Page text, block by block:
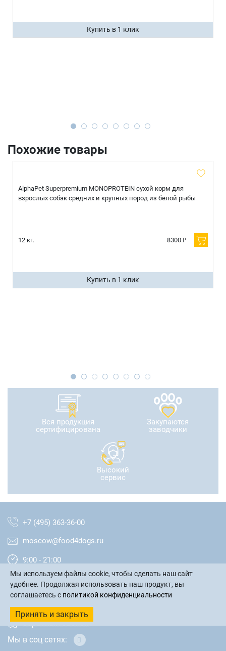
Купить в 1 клик
Похожие товары
AlphaPet Superpremium MONOPROTEIN сухой корм для
взрослых собак средних и крупных пород из белой рыбы
12 кг. 8300 ₽
Купить в 1 клик
Вся продукция
сертифицирована
Закупаются
заводчики
Высокий
сервис
+7 (495) 363-36-00
moscow@food4dogs.ru
9:00 - 21:00
Москва и МО
обратный звонок
Мы в соц сетях:
Мы используем файлы cookie, чтобы сделать наш сайт
удобнее. Продолжая использовать наш продукт, вы
соглашаетесь с политикой конфиденциальности
Принять и закрыть